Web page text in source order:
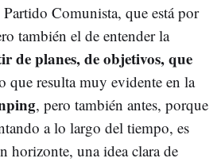
Comunista, que está por
también el de entender la
de planes, de objetivos, que
que resulta muy evidente en la
, pero también antes, porque
a lo largo del tiempo, es
horizonte, una idea clara de